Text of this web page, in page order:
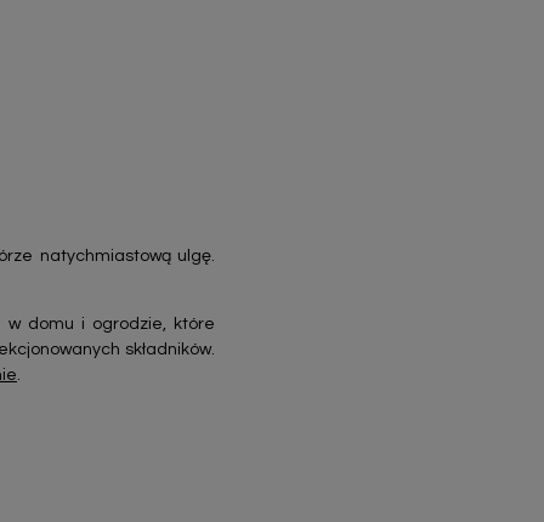
natychmiastową ulgę.
w domu i ogrodzie, które
składników.
.